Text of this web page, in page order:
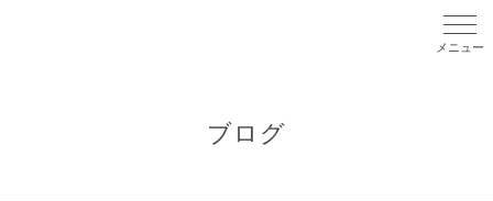
メニ
ブログ